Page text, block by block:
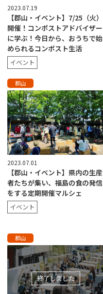
2023.07.19
【郡山・イベント】7/25（火）
開催！コンポストアドバイザー
に学ぶ！今日から、おうちで始
められるコンポスト生活
イベント
郡山
2023.07.01
【郡山・イベント】県内の生産
者たちが集い、福島の食の発信
をする定期開催マルシェ
イベント
郡山
終了しました